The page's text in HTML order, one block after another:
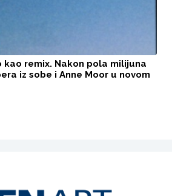
kao remix. Nakon pola milijuna
iz sobe i Anne Moor u novom